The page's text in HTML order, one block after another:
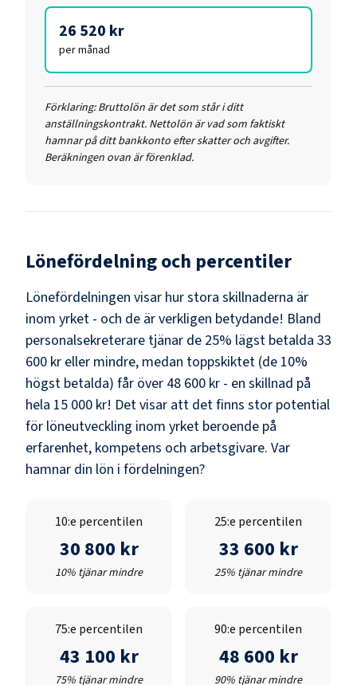
26 520 kr
per månad
Förklaring: Bruttolön är det som står i ditt
anställningskontrakt. Nettolön är vad som faktiskt
hamnar på ditt bankkonto efter skatter och avgifter.
Beräkningen ovan är förenklad.
Lönefördelning och percentiler
Lönefördelningen visar hur stora skillnaderna är
inom yrket - och de är verkligen betydande! Bland
personalsekreterare tjänar de 25% lägst betalda 33
600 kr eller mindre, medan toppskiktet (de 10%
högst betalda) får över 48 600 kr - en skillnad på
hela 15 000 kr! Det visar att det finns stor potential
för löneutveckling inom yrket beroende på
erfarenhet, kompetens och arbetsgivare. Var
hamnar din lön i fördelningen?
10:e percentilen
30 800 kr
10% tjänar mindre
25:e percentilen
33 600 kr
25% tjänar mindre
75:e percentilen
43 100 kr
75% tjänar mindre
90:e percentilen
48 600 kr
90% tjänar mindre